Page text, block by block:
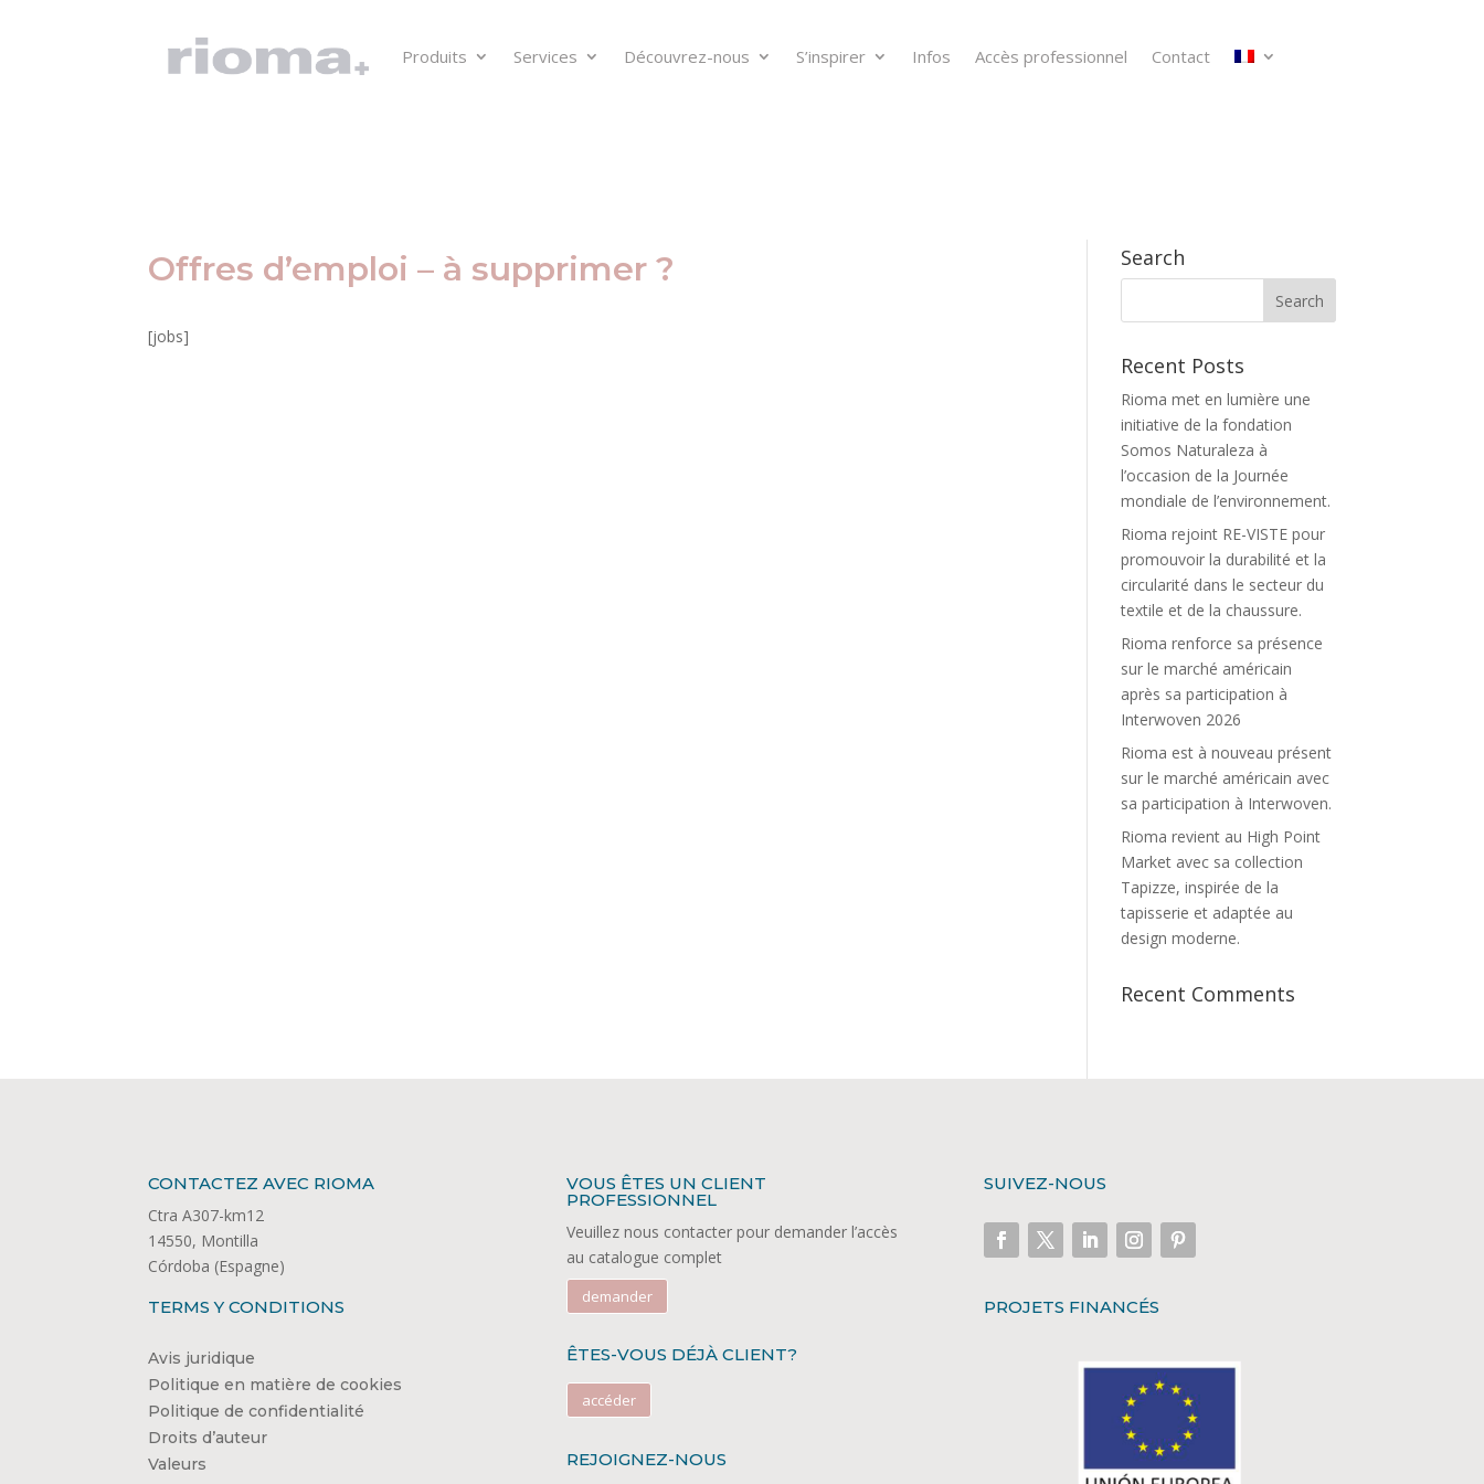
Produits Services Découvrez-nous S’inspirer Infos Accès professionnel Contact
Offres d’emploi – à supprimer ?
[jobs]
Search
Recent Posts
Rioma met en lumière une
initiative de la fondation
Somos Naturaleza à
l’occasion de la Journée
mondiale de l’environnement.
Rioma rejoint RE-VISTE pour
promouvoir la durabilité et la
circularité dans le secteur du
textile et de la chaussure.
Rioma renforce sa présence
sur le marché américain
après sa participation à
Interwoven 2026
Rioma est à nouveau présent
sur le marché américain avec
sa participation à Interwoven.
Rioma revient au High Point
Market avec sa collection
Tapizze, inspirée de la
tapisserie et adaptée au
design moderne.
Recent Comments
CONTACTEZ AVEC RIOMA
Ctra A307-km12
14550, Montilla
Córdoba (Espagne)
TERMS Y CONDITIONS
Avis juridique
Politique en matière de cookies
Politique de confidentialité
Droits d’auteur
Valeurs
VOUS ÊTES UN CLIENT
PROFESSIONNEL
Veuillez nous contacter pour demander l’accès
au catalogue complet
demander
ÊTES-VOUS DÉJÀ CLIENT?
accéder
REJOIGNEZ-NOUS
SUIVEZ-NOUS
PROJETS FINANCÉS